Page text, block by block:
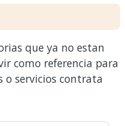
que ya no estan
como referencia para
o servicios contrata